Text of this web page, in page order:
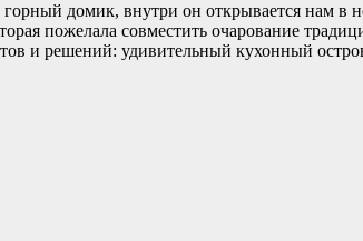
домик, внутри он открывается нам в
пожелала совместить очарование
и решений: удивительный кухонный